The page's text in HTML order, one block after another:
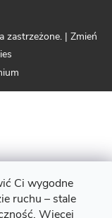
Ci wygodne
ruchu – stale
Więcej
zastrzeżone. | Zmień